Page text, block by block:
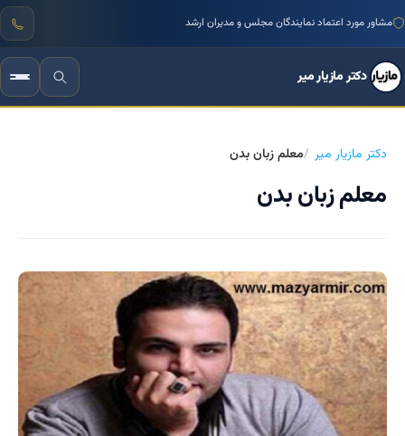
منتور بیش از ۱۰۰۰ کسب‌وکار ایرانی
دکتر مازیار میر
دکتر مازیار میر معلم زبان بدن
معلم زبان بدن